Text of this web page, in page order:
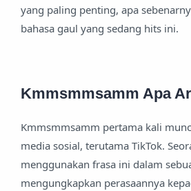
yang paling penting, apa
bahasa gaul yang sedang hits ini.
Kmmsmmsamm Apa
Kmmsmmsamm pertama kali
media sosial, terutama TikTok.
menggunakan frasa ini dalam
mengungkapkan perasaannya